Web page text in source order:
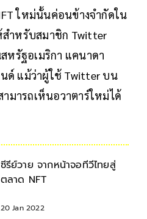
ใหม่นั้นค่อนข้างจำกัดใน
ำหรับสมาชิก Twitter
หรัฐอเมริกา แคนาดา
ด์ แม้ว่าผู้ใช้ Twitter บน
มารถเห็นอวาตาร์ใหม่ได้
ซีรีย์วาย จากหน้าจอทีวีไทยสู่
ตลาด NFT
20 Jan 2022